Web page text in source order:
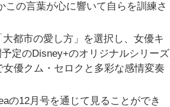
この言葉が心に響いて自らを訓練さ
都市の愛し方」を選択し、女優キ
定のDisney+のオリジナルシリーズ
優クム・セロクと多彩な感情変奏
の12月号を通じて見ることができ